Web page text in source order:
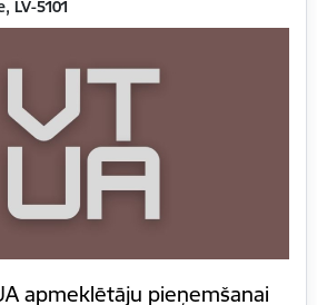
LV-5101
apmeklētāju pieņemšanai